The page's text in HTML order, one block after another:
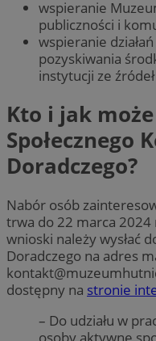
wspieranie
publiczności i
wspieranie
pozyskiwania
instytucji ze
Kto i jak
Społecznego
Doradczego?
Nabór osób
trwa do 22 marca 2024
wnioski należy wysłać
Doradczego na adres
dostępny na stronie
– Do udziału w